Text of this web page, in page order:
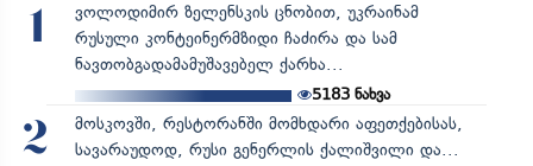
1
ვოლოდიმირ ზელენსკის ცნობით, უკრაინამ
რუსული კონტეინერმზიდი ჩაძირა და სამ
ნავთობგადამამუშავებელ ქარხა...
5183 ნახვა
2
მოსკოვში, რესტორანში მომხდარი აფეთქებისას,
სავარაუდოდ, რუსი გენერლის ქალიშვილი და...